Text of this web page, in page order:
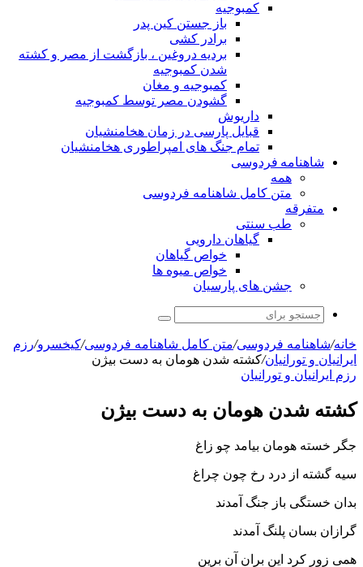
کمبوجیه
باز جستن کین پدر
برادر کشی
بردیه دروغین ، بازگشت از مصر و کشته
شدن کمبوجیه
کمبوجیه و مغان
گشودن مصر توسط کمبوجیه
داریوش
قبایل پارسی در زمان هخامنشیان
تمام جنگ های امپراطوری هخامنشیان
شاهنامه فردوسی
همه
متن کامل شاهنامه فردوسی
متفرقه
طب سنتی
گیاهان دارویی
خواص گیاهان
خواص میوه ها
جشن های پارسیان
جستجو
برای
خانه/شاهنامه فردوسی/متن کامل شاهنامه فردوسی/کیخسرو/رزم
ايرانيان و تورانيان/کشته شدن هومان به دست بیژن
رزم ايرانيان و تورانيان
کشته شدن هومان به دست بیژن
جگر خسته هومان بیامد چو زاغ
سیه گشته از درد رخ چون چراغ‏
بدان خستگى باز جنگ آمدند
گرازان بسان پلنگ آمدند
همى زور کرد این بران آن برین